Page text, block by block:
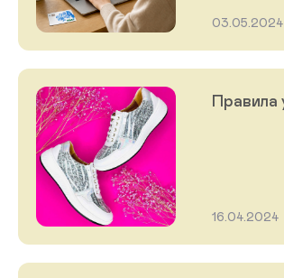
03.05.2024
Правила
16.04.2024